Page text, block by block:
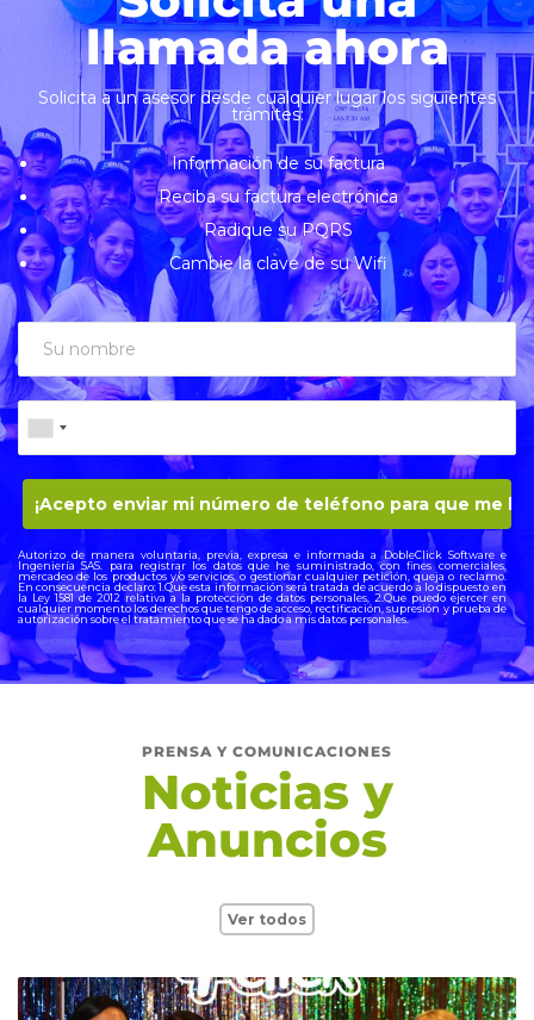
llamada ahora
Solicita a un asesor desde cualquier lugar los siguientes
trámites:
Información de su factura
Reciba su factura electrónica
Radique su PQRS
Cambie la clave de su Wifi
Autorizo de manera voluntaria, previa, expresa e informada a DobleClick Software e
Ingeniería SAS. para registrar los datos que he suministrado, con fines comerciales,
mercadeo de los productos y/o servicios, o gestionar cualquier petición, queja o reclamo.
En consecuencia declaro: 1.Que esta información será tratada de acuerdo a lo dispuesto en
la Ley 1581 de 2012 relativa a la protección de datos personales, 2.Que puedo ejercer en
cualquier momento los derechos que tengo de acceso, rectificación, supresión y prueba de
autorización sobre el tratamiento que se ha dado a mis datos personales.
PRENSA Y COMUNICACIONES
Noticias y
Anuncios
Ver todos